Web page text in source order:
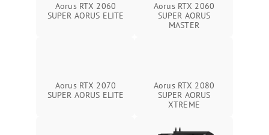
Aorus RTX 2060
SUPER AORUS ELITE
Aorus RTX 2060
SUPER AORUS
MASTER
Aorus RTX 2070
SUPER AORUS ELITE
Aorus RTX 2080
SUPER AORUS
XTREME